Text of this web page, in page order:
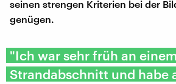
seinen strengen Kriterien bei der
genügen.
"Ich war sehr früh an
Strandabschnitt und habe